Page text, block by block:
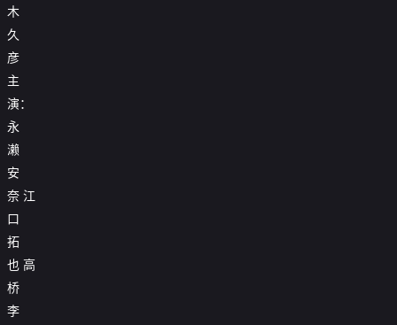
木
久
彦
主
演：
永
濑
安
奈 江
口
拓
也 高
桥
李